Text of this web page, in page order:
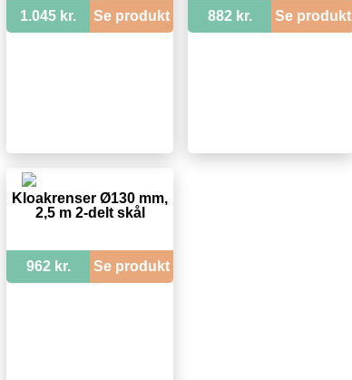
1.045 kr. Se produkt 882 kr. Se produkt
Kloakrenser Ø130 mm,
2,5 m 2-delt skål
962 kr. Se produkt